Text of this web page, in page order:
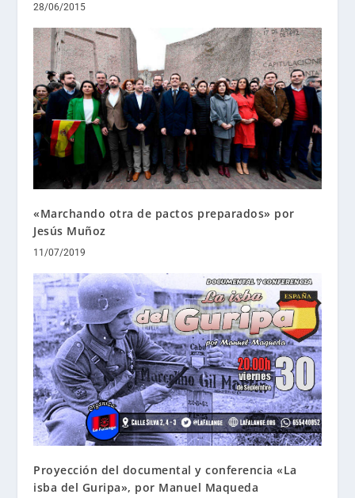
28/06/2015
«Marchando otra de pactos preparados» por
Jesús Muñoz
11/07/2019
Proyección del documental y conferencia «La
isba del Guripa», por Manuel Maqueda